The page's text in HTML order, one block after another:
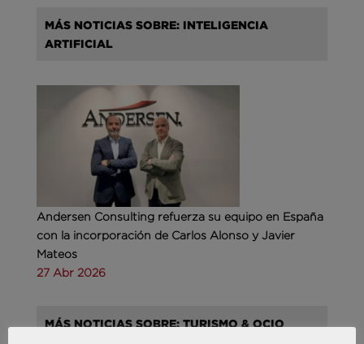
MÁS NOTICIAS SOBRE: INTELIGENCIA
ARTIFICIAL
Andersen Consulting refuerza su equipo en España
con la incorporación de Carlos Alonso y Javier
Mateos
27 Abr 2026
MÁS NOTICIAS SOBRE: TURISMO & OCIO